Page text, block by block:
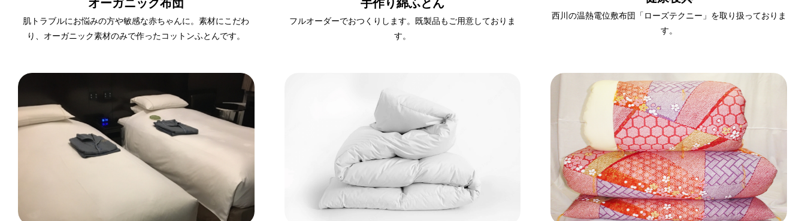
肌トラブルにお悩みの方や敏感な赤ちゃんに。素材にこだわ
り、オーガニック素材のみで作ったコットンふとんです。
フルオーダーでおつくりします。既製品もご用意しておりま
す。
西川の温熱電位敷布団「ローズテクニー」を取り扱っておりま
す。